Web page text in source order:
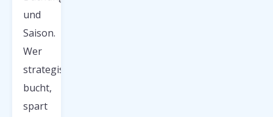
und
Saison.
Wer
strategisch
bucht,
spart